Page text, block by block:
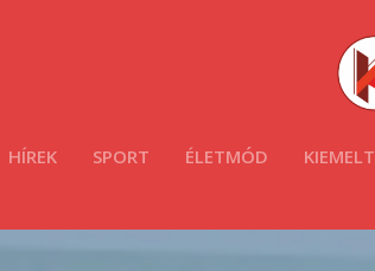
HÍREK SPORT ÉLETMÓD KIEMELT